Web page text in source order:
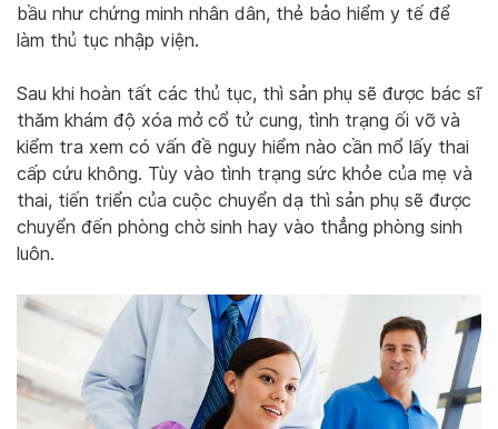
bầu như chứng minh nhân dân, thẻ bảo hiểm y tế để
làm thủ tục nhập viện.
Sau khi hoàn tất các thủ tục, thì sản phụ sẽ được bác sĩ
thăm khám độ xóa mở cổ tử cung, tình trạng ối vỡ và
kiểm tra xem có vấn đề nguy hiểm nào cần mổ lấy thai
cấp cứu không. Tùy vào tình trạng sức khỏe của mẹ và
thai, tiến triển của cuộc chuyển dạ thì sản phụ sẽ được
chuyển đến phòng chờ sinh hay vào thẳng phòng sinh
luôn.